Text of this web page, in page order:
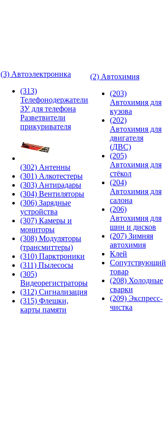
(3) Автоэлектроника
(313)
Телефонодержатели
ЗУ для телефона
Разветвители
прикуривателя
(302) Антенны
(301) Алкотестеры
(303) Антирадары
(304) Вентиляторы
(306) Зарядные
устройства
(307) Камеры и
мониторы
(308) Модуляторы
(трансмиттеры)
(310) Парктроники
(311) Пылесосы
(305)
Видеорегистраторы
(312) Сигнализация
(315) Флешки,
карты памяти
(2) Автохимия
(203)
Автохимия для
кузова
(202)
Автохимия для
двигателя
(ДВС)
(205)
Автохимия для
стёкол
(204)
Автохимия для
салона
(206)
Автохимия для
шин и дисков
(207) Зимняя
автохимия
Клей
Сопутствующий
товар
(208) Холодные
сварки
(209) Экспреcс-
чистка